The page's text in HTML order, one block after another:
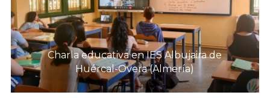
Charla educativa en IES Albujaira de
Huércal-Overa (Almería)